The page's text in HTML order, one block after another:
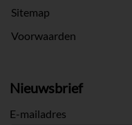
Sitemap
Voorwaarden
Nieuwsbrief
E-mailadres